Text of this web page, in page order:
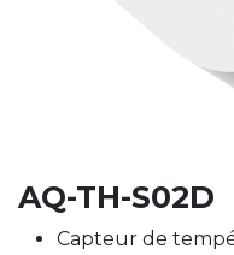
AQ-TH-S02D
Capteur de